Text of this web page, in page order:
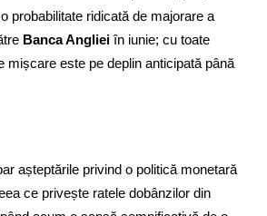
probabilitate ridicată de majorare a
Banca Angliei în iunie; cu toate
mișcare este pe deplin anticipată până
așteptările privind o politică monetară
ce privește ratele dobânzilor din